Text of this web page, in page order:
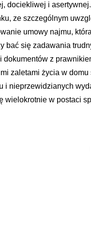
dociekliwej i
ze szczególnym
umowy najmu,
bać się zadawania
dokumentów z
zaletami życia w
i nieprzewidzianych
wielokrotnie w postaci